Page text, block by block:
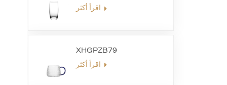
XHGPZB79